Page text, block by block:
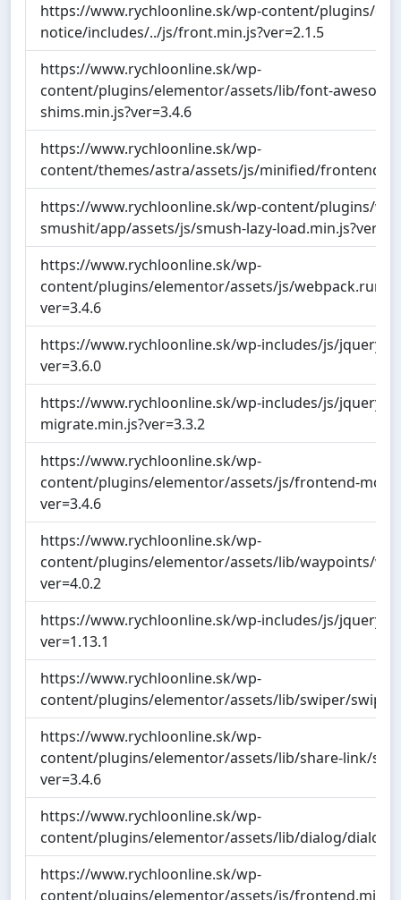
https://www.rychloonline.sk/wp-content/plugins/
notice/includes/../js/front.min.js?ver=2.1.5
https://www.rychloonline.sk/wp-
content/plugins/elementor/assets/lib/font-
shims.min.js?ver=3.4.6
https://www.rychloonline.sk/wp-
content/themes/astra/assets/js/minified/
https://www.rychloonline.sk/wp-content/plugins/wp-
smushit/app/assets/js/smush-lazy-
https://www.rychloonline.sk/wp-
content/plugins/elementor/assets/js/
ver=3.4.6
https://www.rychloonline.sk/wp-includes/js/jquery/
ver=3.6.0
https://www.rychloonline.sk/wp-includes/js/jquery/
migrate.min.js?ver=3.3.2
https://www.rychloonline.sk/wp-
content/plugins/elementor/assets/js/frontend-
ver=3.4.6
https://www.rychloonline.sk/wp-
content/plugins/elementor/assets/lib/waypoints/
ver=4.0.2
https://www.rychloonline.sk/wp-includes/js/jquery/
ver=1.13.1
https://www.rychloonline.sk/wp-
content/plugins/elementor/assets/lib/swiper/
https://www.rychloonline.sk/wp-
content/plugins/elementor/assets/lib/share-link/
ver=3.4.6
https://www.rychloonline.sk/wp-
content/plugins/elementor/assets/lib/dialog/
https://www.rychloonline.sk/wp-
content/plugins/elementor/assets/js/